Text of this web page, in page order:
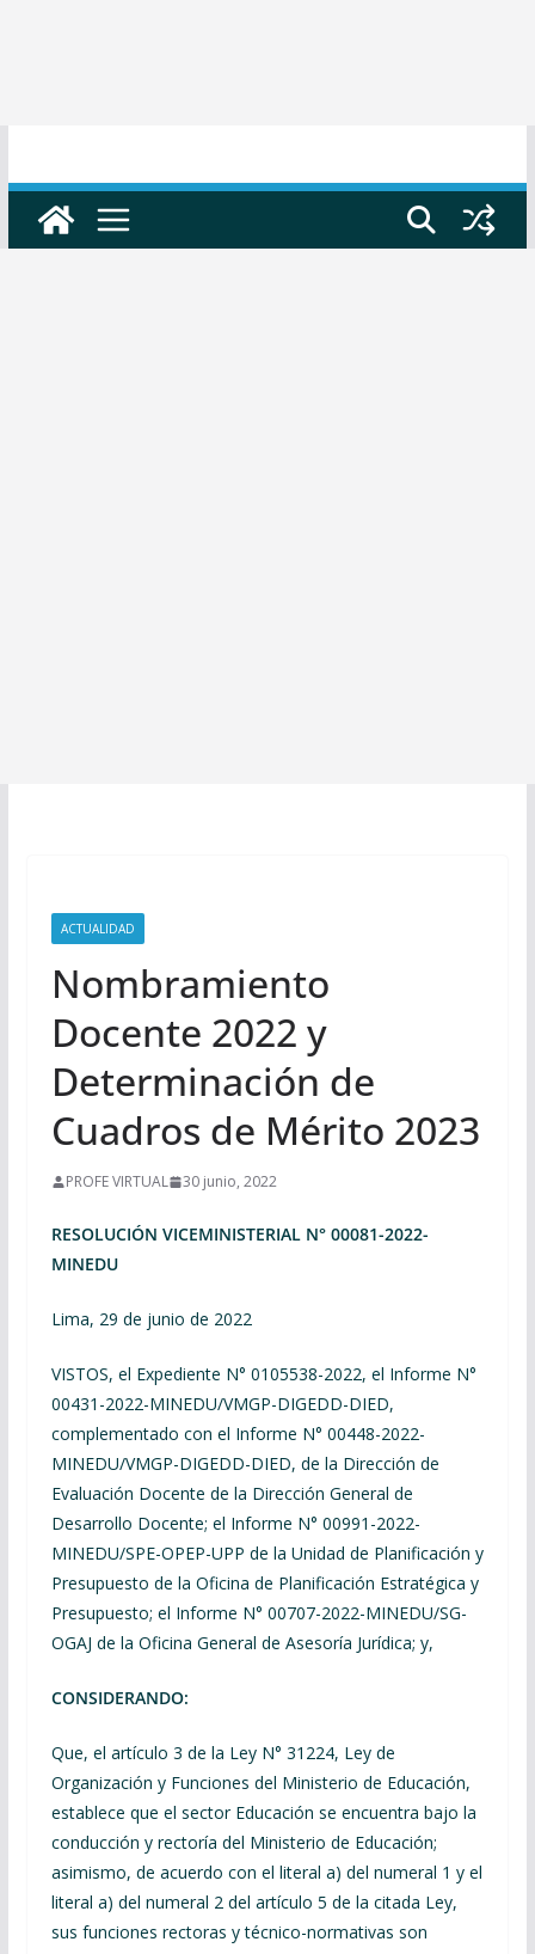
ACTUALIDAD
Nombramiento
Docente 2022 y
Determinación de
Cuadros de Mérito 2023
PROFE VIRTUAL 30 junio, 2022
RESOLUCIÓN VICEMINISTERIAL N° 00081-2022-
MINEDU
Lima, 29 de junio de 2022
VISTOS, el Expediente N° 0105538-2022, el Informe N°
00431-2022-MINEDU/VMGP-DIGEDD-DIED,
complementado con el Informe N° 00448-2022-
MINEDU/VMGP-DIGEDD-DIED, de la Dirección de
Evaluación Docente de la Dirección General de
Desarrollo Docente; el Informe N° 00991-2022-
MINEDU/SPE-OPEP-UPP de la Unidad de Planificación y
Presupuesto de la Oficina de Planificación Estratégica y
Presupuesto; el Informe N° 00707-2022-MINEDU/SG-
OGAJ de la Oficina General de Asesoría Jurídica; y,
CONSIDERANDO:
Que, el artículo 3 de la Ley N° 31224, Ley de
Organización y Funciones del Ministerio de Educación,
establece que el sector Educación se encuentra bajo la
conducción y rectoría del Ministerio de Educación;
asimismo, de acuerdo con el literal a) del numeral 1 y el
literal a) del numeral 2 del artículo 5 de la citada Ley,
sus funciones rectoras y técnico-normativas son